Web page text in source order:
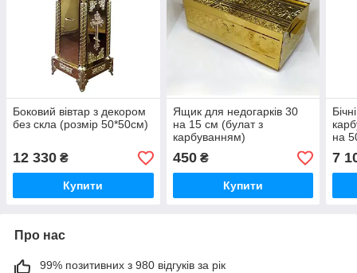
Боковий вівтар з декором
без скла (розмір 50*50см)
12 330 ₴
Купити
Ящик для недогарків 30
на 15 см (булат з
карбуванням)
450₴
Купити
на
7
Про нас
99% позитивних з 980 відгуків за рік